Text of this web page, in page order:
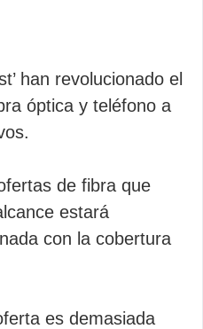
han revolucionado el
óptica y teléfono a
de fibra que
estará
con la cobertura
es demasiada